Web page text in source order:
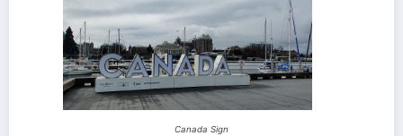
Canada Sign